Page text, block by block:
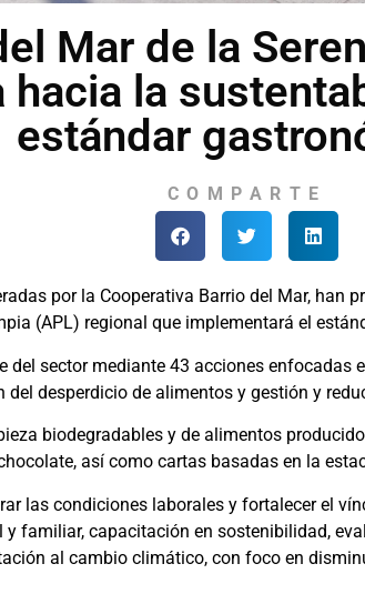
Mar de la
hacia la
estándar
COMPARTE
por la Cooperativa Barrio del Mar, han
(APL) regional que implementará el
sector mediante 43 acciones
desperdicio de alimentos y gestión y
biodegradables y de alimentos
así como cartas basadas en la
las condiciones laborales y fortalecer el
familiar, capacitación en sostenibilidad,
al cambio climático, con foco en